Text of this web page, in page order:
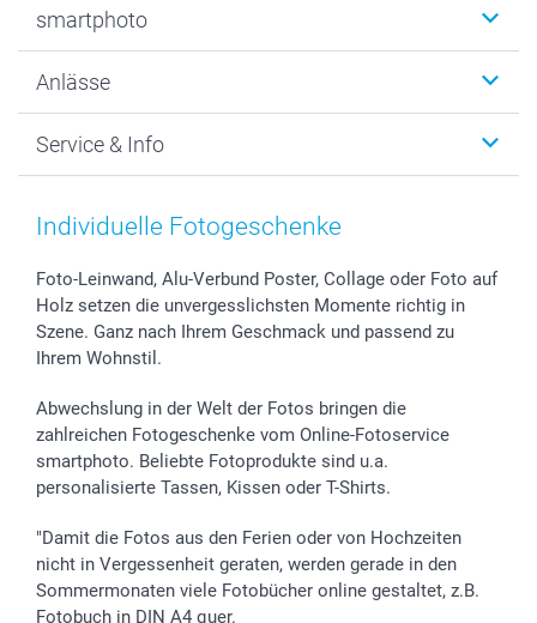
Fotogeschenke
MyNameBook
Fotoabzüge, Fotos als Buch & Poster
Zubehör & Material
Sticker & Etiketten
Geschenk-Gutscheine (PDF)
smartphoto
Warum smartphoto
Datenschutz
AGB
Presse
Partnerprogramme
Investor Relations
Widerrufsrecht
Anlässe
Neujahr
Muttertag
Kommunion & Konfirmation
Hochzeit
Geburtstag
Zu allen Anlässen
Service & Info
Anmelden /Registrieren
Lieferfristen
72h Lieferung
Zahlungsmöglichkeiten
Status der Bestellung
smartfriends
smartgarantie
smartbonus
Individuelle Fotogeschenke
Foto-Leinwand, Alu-Verbund Poster, Collage oder Foto auf
Holz setzen die unvergesslichsten Momente richtig in
Szene. Ganz nach Ihrem Geschmack und passend zu
Ihrem Wohnstil.
Abwechslung in der Welt der Fotos bringen die
zahlreichen Fotogeschenke vom Online-Fotoservice
smartphoto. Beliebte Fotoprodukte sind u.a.
personalisierte Tassen, Kissen oder T-Shirts.
"Damit die Fotos aus den Ferien oder von Hochzeiten
nicht in Vergessenheit geraten, werden gerade in den
Sommermonaten viele Fotobücher online gestaltet, z.B.
Fotobuch in DIN A4 quer.